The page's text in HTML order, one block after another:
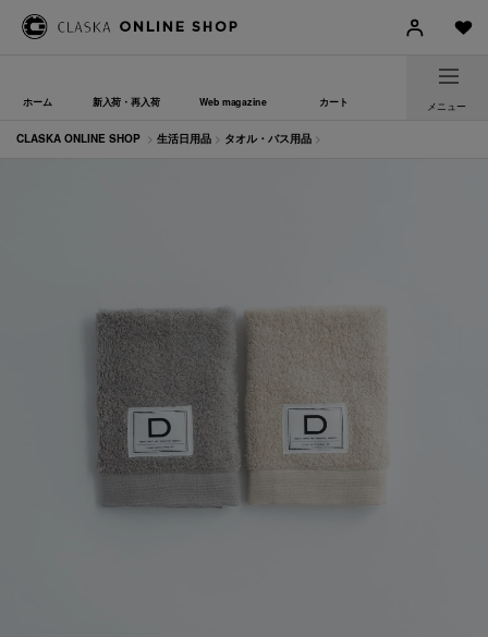
ホーム 新入荷・再入荷 Web magazine カート メニュー
CLASKA ONLINE SHOP > 生活日用品 > タオル・バス用品 >